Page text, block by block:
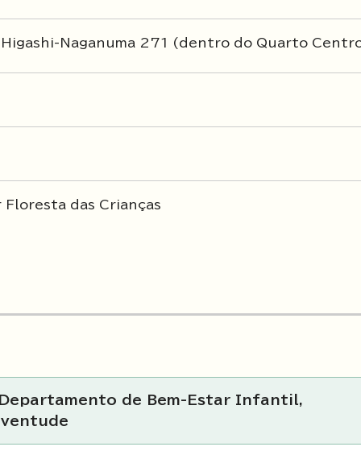
Naganuma 271 (dentro do Quarto
das Crianças
de Bem-Estar Infantil,